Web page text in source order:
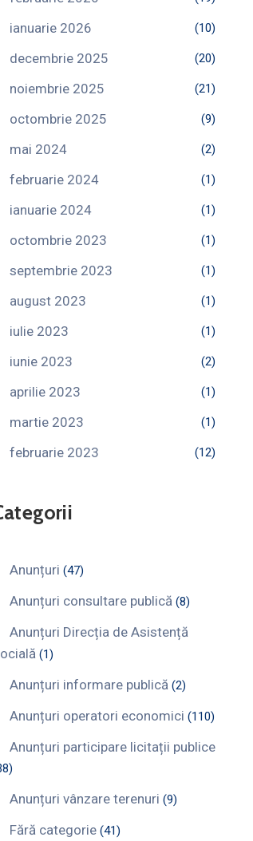
ianuarie 2026 (10)
decembrie 2025 (20)
noiembrie 2025 (21)
octombrie 2025 (9)
mai 2024 (2)
februarie 2024 (1)
ianuarie 2024 (1)
octombrie 2023 (1)
septembrie 2023 (1)
august 2023 (1)
iulie 2023 (1)
iunie 2023 (2)
aprilie 2023 (1)
martie 2023 (1)
februarie 2023 (12)
Anunțuri (47)
Anunțuri consultare publică (8)
Anunțuri Direcția de Asistență
(1)
Anunțuri informare publică (2)
Anunțuri operatori economici (110)
Anunțuri participare licitații publice
Anunțuri vânzare terenuri (9)
Fără categorie (41)